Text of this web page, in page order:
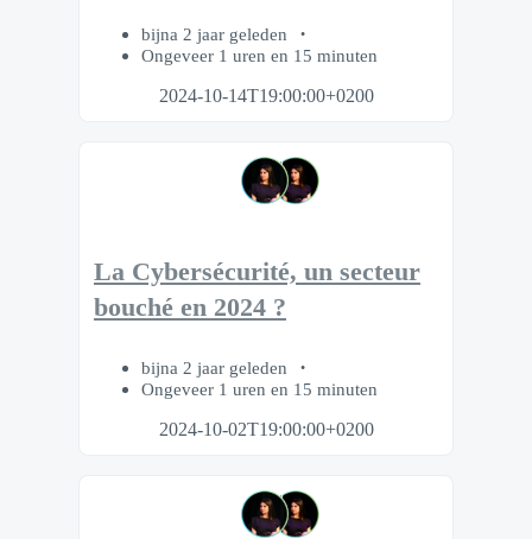
bijna 2 jaar geleden
Ongeveer 1 uren en 15 minuten
2024-10-14T19:00:00+0200
La Cybersécurité, un secteur
bouché en 2024 ?
bijna 2 jaar geleden
Ongeveer 1 uren en 15 minuten
2024-10-02T19:00:00+0200